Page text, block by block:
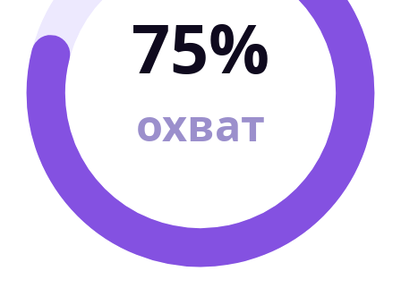
75%
охват